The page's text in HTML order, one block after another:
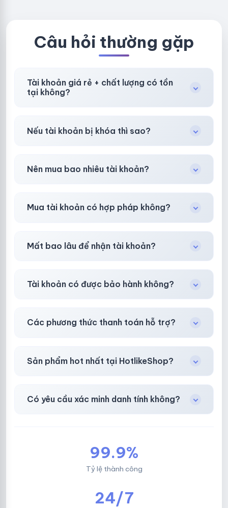
Câu hỏi thường gặp
Tài khoản giá rẻ + chất lượng có tồn
tại không?
ưu tiên chất lượng, bảo hành hơn là giá rẻ nhất.
Nếu tài khoản bị khóa thì sao?
trợ đổi mới hoặc hoàn 100%.
Nên mua bao nhiêu tài khoản?
phòng.
Mua tài khoản có hợp pháp không?
ràng trước khi bạn mua.
Mất bao lâu để nhận tài khoản?
toán thành công.
Tài khoản có được bảo hành không?
sách công khai.
Các phương thức thanh toán hỗ trợ?
các ví điện tử phổ biến.
Sản phẩm hot nhất tại HotlikeShop?
Có yêu cầu xác minh danh tính không?
99.9%
Tỷ lệ thành công
24/7